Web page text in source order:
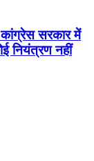
सरकार में
नियंत्रण नहीं